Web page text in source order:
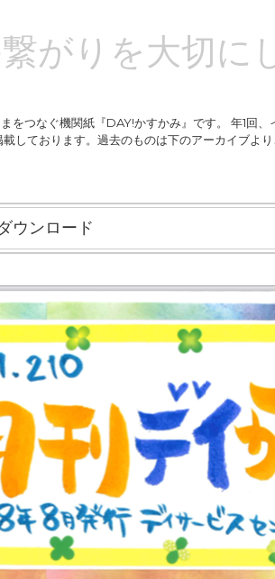
がりを大切に
をつなぐ機関紙『DAY!かすかみ』です。 年1回
しております。過去のものは下のアーカイブより
ウンロード